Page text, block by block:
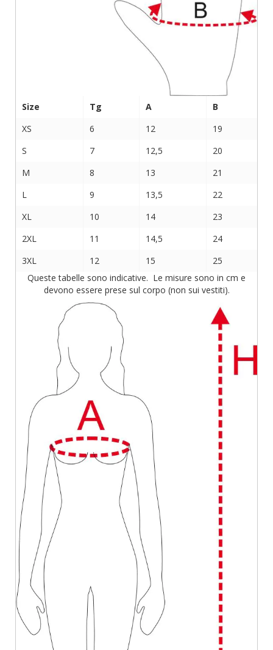
Size Tg A
B
XS
6 12
19
S
7 12,5
20
M
8 13
21
L
9 13,5
22
XL
10 14
23
2XL
11 14,5
24
3XL
12 15
25
Queste tabelle sono indicative. Le misure sono in cm e
devono essere prese sul corpo (non sui vestiti).